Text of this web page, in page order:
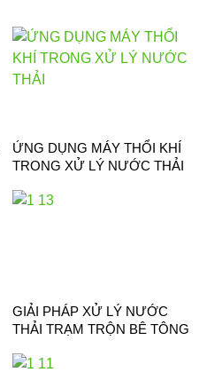
ỨNG DỤNG MÁY THỔI KHÍ
TRONG XỬ LÝ NƯỚC THẢI
GIẢI PHÁP XỬ LÝ NƯỚC
THẢI TRẠM TRỘN BÊ TÔNG